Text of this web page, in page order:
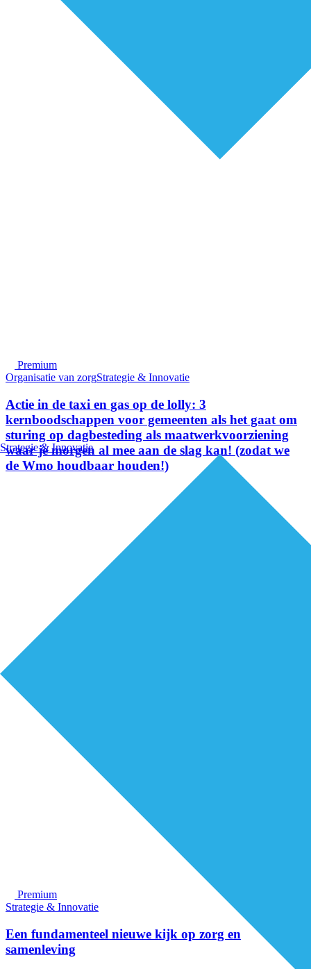
Strategie & Innovatie
Premium
Organisatie van zorgStrategie & Innovatie
Actie in de taxi en gas op de lolly: 3
kernboodschappen voor gemeenten als het gaat om
sturing op dagbesteding als maatwerkvoorziening
waar je morgen al mee aan de slag kan! (zodat we
de Wmo houdbaar houden!)
Premium
Strategie & Innovatie
Een fundamenteel nieuwe kijk op zorg en
samenleving